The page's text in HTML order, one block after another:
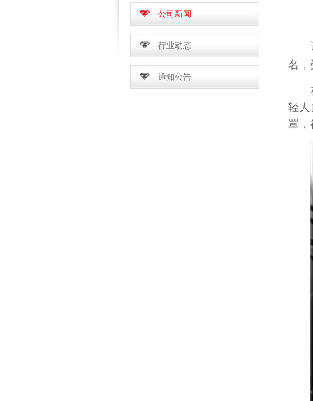
公司新闻
行业动态
通知公告
名，
轻
罩，